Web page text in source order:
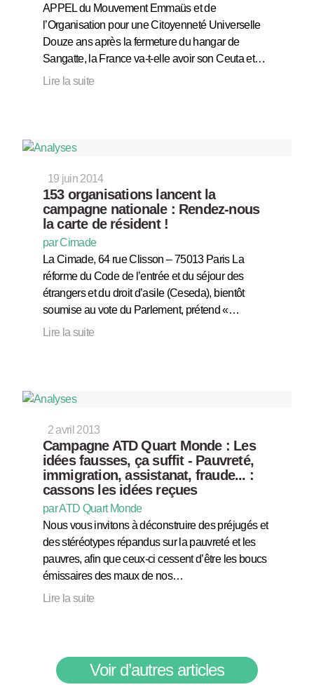
APPEL du Mouvement Emmaüs et de
l’Organisation pour une Citoyenneté Universelle
Douze ans après la fermeture du hangar de
Sangatte, la France va-t-elle avoir son Ceuta et…
Lire la suite
19 juin 2014
153 organisations lancent la
campagne nationale : Rendez-nous
la carte de résident !
par Cimade
La Cimade, 64 rue Clisson – 75013 Paris La
réforme du Code de l’entrée et du séjour des
étrangers et du droit d’asile (Ceseda), bientôt
soumise au vote du Parlement, prétend «…
Lire la suite
2 avril 2013
Campagne ATD Quart Monde : Les
idées fausses, ça suffit - Pauvreté,
immigration, assistanat, fraude... :
cassons les idées reçues
par ATD Quart Monde
Nous vous invitons à déconstruire des préjugés et
des stéréotypes répandus sur la pauvreté et les
pauvres, afin que ceux-ci cessent d’être les boucs
émissaires des maux de nos…
Lire la suite
Voir d’autres articles